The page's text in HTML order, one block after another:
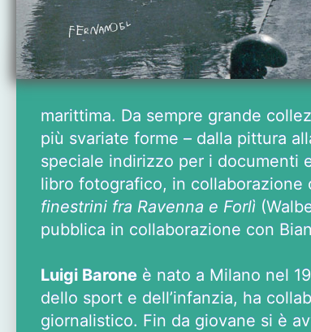
marittima. Da sempre grande
più svariate forme – dalla pittura
speciale indirizzo per i documenti
libro fotografico, in collaborazione
finestrini fra Ravenna e Forlì
pubblica in collaborazione con
Luigi Barone è nato a Milano nel
dello sport e dell’infanzia, ha
giornalistico. Fin da giovane si è